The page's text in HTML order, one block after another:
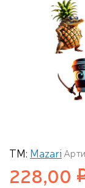
ТМ: Mazari
228,00